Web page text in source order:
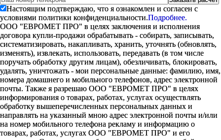
Настоящим подтверждаю, что я ознакомлен и согласен с
условиями политики конфиденциальности.Подробнее.
ООО "ЕВРОМЕТ ПРО" в целях заключения и исполнения
договора купли-продажи обрабатывать - собирать, записывать,
систематизировать, накапливать, хранить, уточнять (обновлять,
изменять), извлекать, использовать, передавать (в том числе
поручать обработку другим лицам), обезличивать, блокировать,
удалять, уничтожать - мои персональные данные: фамилию, имя,
номера домашнего и мобильного телефонов, адрес электронной
почты. Также я разрешаю ООО "ЕВРОМЕТ ПРО" в целях
информирования о товарах, работах, услугах осуществлять
обработку вышеперечисленных персональных данных и
направлять на указанный мною адрес электронной почты и/или
на номер мобильного телефона рекламу и информацию о
товарах, работах, услугах ООО "ЕВРОМЕТ ПРО" и его